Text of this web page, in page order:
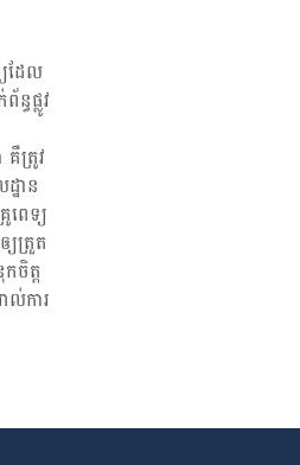
ែ កើតមិនគ្រប់គីឡូ និងស្លាប់ក្នុងផ្ទៃតែម្តង។
ខ្លាំង​ជាមួយ​ពិការ​ភាពសតិបញ្ហា​ទៀត​ផង។ ជក់បារី
និភ័យកូនស្លាប់ភ្លាមៗ (SIDS) កើនខ្ពស់​ទៀត​
ន់​តែមាន​ទំនោរ​ជក់បារីនៅ​ពេលធំឡើង និង​ឈាន​ទៅ​
ឬបារីអេឡិចត្រូនិក ក៏ត្រូវគេអះអាង បង្កជាបញ្ហា
ក ក៏មានផ្ទុក​ជាតិ​នីកូទីន […]
ដែល​
ធ​ផ្លូវ
ត្រូវ​
ឋាន​
ពេទ្យ
ត្រួត
ចិត្ត
ការ